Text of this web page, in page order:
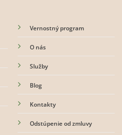
Vernostný program
O nás
Služby
Blog
Kontakty
Odstúpenie od zmluvy